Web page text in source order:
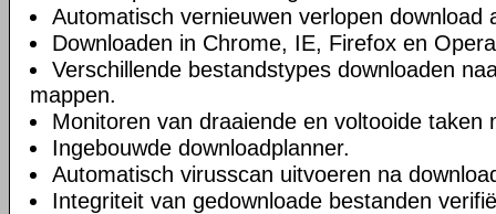
Automatisch vernieuwen verlopen download
Downloaden in Chrome, IE, Firefox en
Verschillende bestandstypes downloaden
mappen.
Monitoren van draaiende en voltooide taken
Ingebouwde downloadplanner.
Automatisch virusscan uitvoeren na
Integriteit van gedownloade bestanden